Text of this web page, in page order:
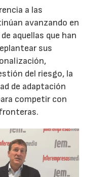
a las
avanzando en
aquellas que han
sus
del riesgo, la
de adaptación
competir con